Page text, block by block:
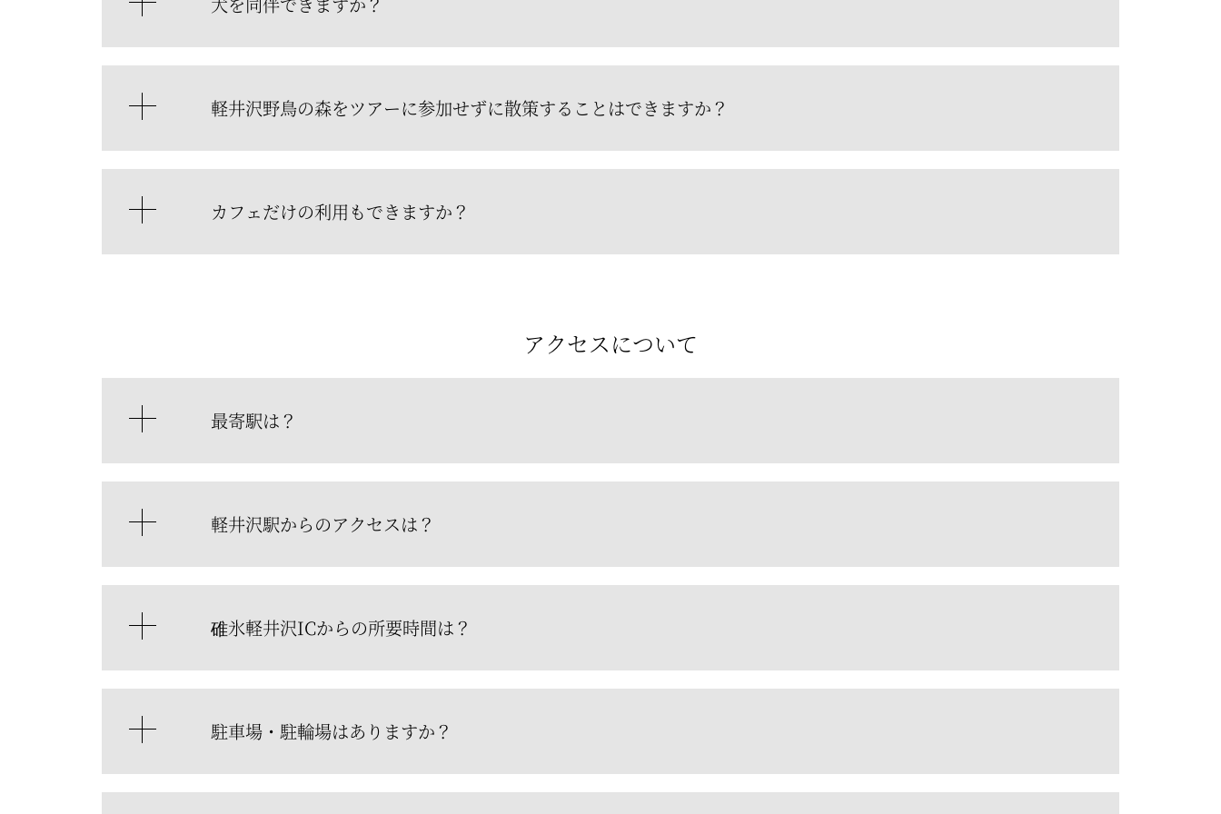
軽井沢野鳥の森をツアーに参加せずに散策することはできますか？
カフェだけの利用もできますか？
アクセスについて
最寄駅は？
軽井沢駅からのアクセスは？
碓氷軽井沢ICからの所要時間は？
駐車場・駐輪場はありますか？